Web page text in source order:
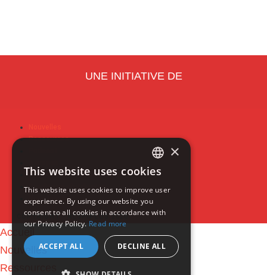
UNE INITIATIVE DE
Ressources
Politique de confidentialité
Conditions d’utilisation
Nous joindre
COPYRIGHT - RESPIPLUS 2020
Accueil
Nouvelles
Ressources
ENGLISH
×
This website uses cookies
This website uses cookies to improve user
experience. By using our website you
consent to all cookies in accordance with
our Privacy Policy. Read more
ACCEPT ALL DECLINE ALL